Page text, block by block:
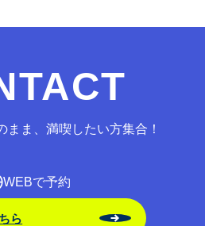
まま、満喫したい方集合！
WEBで予約
ら